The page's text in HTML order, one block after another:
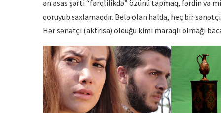
ən əsas şərti “fərqlilikdə” özünü tapmaq, fərdin və
qoruyub saxlamaqdır. Belə olan halda, heç bir
Hər sənətçi (aktrisa) olduğu kimi maraqlı olmağı